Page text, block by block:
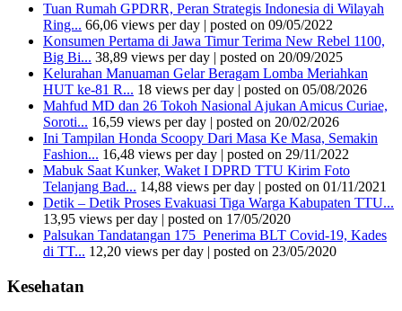
Tuan Rumah GPDRR, Peran Strategis Indonesia di Wilayah
Ring... 66,06 views per day | posted on 09/05/2022
Konsumen Pertama di Jawa Timur Terima New Rebel 1100,
Big Bi... 38,89 views per day | posted on 20/09/2025
Kelurahan Manuaman Gelar Beragam Lomba Meriahkan
HUT ke-81 R... 18 views per day | posted on 05/08/2026
Mahfud MD dan 26 Tokoh Nasional Ajukan Amicus Curiae,
Soroti... 16,59 views per day | posted on 20/02/2026
Ini Tampilan Honda Scoopy Dari Masa Ke Masa, Semakin
Fashion... 16,48 views per day | posted on 29/11/2022
Mabuk Saat Kunker, Waket I DPRD TTU Kirim Foto
Telanjang Bad... 14,88 views per day | posted on 01/11/2021
Detik – Detik Proses Evakuasi Tiga Warga Kabupaten TTU...
13,95 views per day | posted on 17/05/2020
Palsukan Tandatangan 175 Penerima BLT Covid-19, Kades
di TT... 12,20 views per day | posted on 23/05/2020
Kesehatan